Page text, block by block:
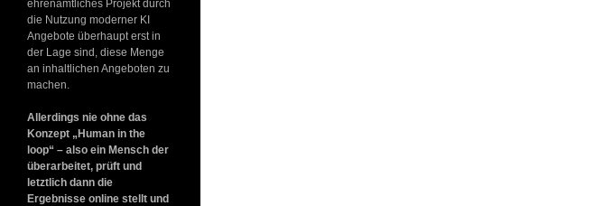
ehrenamtliches Projekt durch
die Nutzung moderner KI
Angebote überhaupt erst in
der Lage sind, diese Menge
an inhaltlichen Angeboten zu
machen.
Allerdings nie ohne das
Konzept „Human in the
loop“ – also ein Mensch der
überarbeitet, prüft und
letztlich dann die
Ergebnisse online stellt und